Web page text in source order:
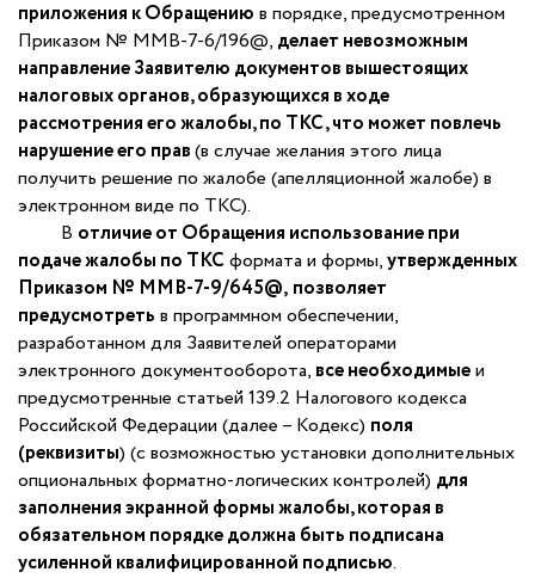
приложения к Обращению в порядке, предусмотренном
Приказом № ММВ-7-6/196@, делает невозможным
направление Заявителю документов вышестоящих
налоговых органов, образующихся в ходе
рассмотрения его жалобы, по ТКС, что может повлечь
нарушение его прав(в случае желания этого лица
получить решение по жалобе (апелляционной жалобе) в
электронном виде по ТКС).
В отличие от Обращения использование при
подаче жалобы по ТКС формата и формы,утвержденных
Приказом № ММВ-7-9/645@, позволяет
предусмотреть в программном обеспечении,
разработанном для Заявителей операторами
электронного документооборота, все необходимыеи
предусмотренные статьей 139.2 Налогового кодекса
Российской Федерации (далее – Кодекс) поля
(реквизиты) (с возможностью установки дополнительных
опциональных форматно-логических контролей) для
заполнения экранной формы жалобы, которая в
обязательном порядке должна быть подписана
усиленной квалифицированной подписью.